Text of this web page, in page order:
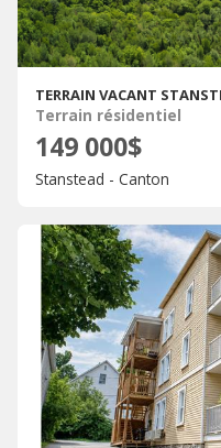
TERRAIN VACANT
Terrain résidentiel
149 000$
Stanstead - Canton